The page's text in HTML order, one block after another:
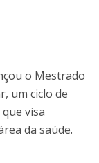
o Mestrado
um ciclo de
visa
da saúde.